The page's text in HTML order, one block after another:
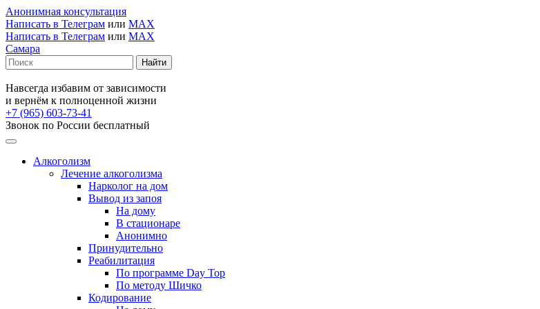
Анонимная консультация
Написать в Телеграм или MAX
Написать в Телеграм или MAX
Самара
Навсегда избавим от зависимости
и вернём к полноценной жизни
+7 (965) 603-73-41
Звонок по России бесплатный
Алкоголизм
Лечение алкоголизма
Нарколог на дом
Вывод из запоя
На дому
В стационаре
Анонимно
Принудительно
Реабилитация
По программе Day Top
По методу Шичко
Кодирование